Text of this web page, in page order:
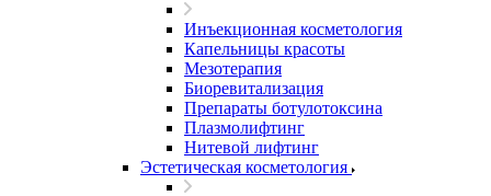
Инъекционная косметология
Капельницы красоты
Мезотерапия
Биоревитализация
Препараты ботулотоксина
Плазмолифтинг
Нитевой лифтинг
Эстетическая косметология